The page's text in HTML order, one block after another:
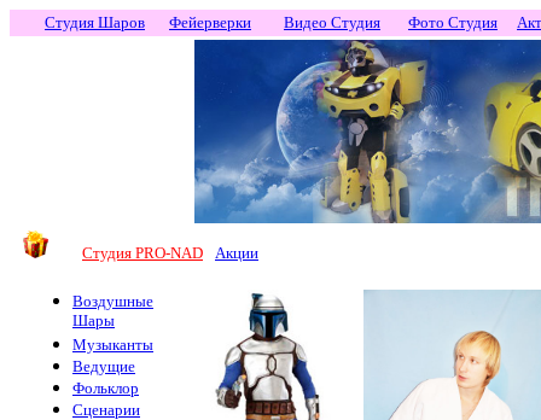
Студия Шаров Фейерверки Видео Студия Фото Студия
Студия PRO-NAD Акции
Воздушные
Шары
Музыканты
Ведущие
Фольклор
Сценарии